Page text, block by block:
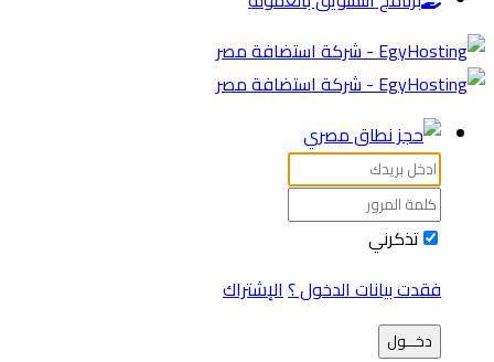
تذكرني
فقدت بيانات الدخول ؟الإشتراك
دخـــول